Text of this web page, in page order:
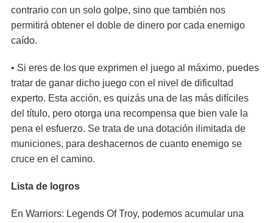
contrario con un solo golpe, sino que también nos
permitirá obtener el doble de dinero por cada enemigo
caído.
• Si eres de los que exprimen el juego al máximo, puedes
tratar de ganar dicho juego con el nivel de dificultad
experto. Esta acción, es quizás una de las más difíciles
del título, pero otorga una recompensa que bien vale la
pena el esfuerzo. Se trata de una dotación ilimitada de
municiones, para deshacernos de cuanto enemigo se
cruce en el camino.
Lista de logros
En Warriors: Legends Of Troy, podemos acumular una